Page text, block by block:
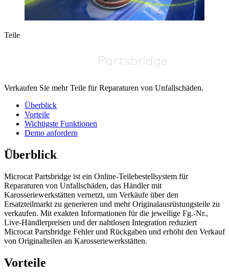
Teile
Verkaufen Sie mehr Teile für Reparaturen von Unfallschäden.
Überblick
Vorteile
Wichtigste Funktionen
Demo anfordern
Überblick
Microcat Partsbridge ist ein Online-Teilebestellsystem für
Reparaturen von Unfallschäden, das Händler mit
Karosseriewerkstätten vernetzt, um Verkäufe über den
Ersatzteilmarkt zu generieren und mehr Originalausrüstungsteile zu
verkaufen. Mit exakten Informationen für die jeweilige Fg.-Nr.,
Live-Händlerpreisen und der nahtlosen Integration reduziert
Microcat Partsbridge Fehler und Rückgaben und erhöht den Verkauf
von Originalteilen an Karosseriewerkstätten.
Vorteile